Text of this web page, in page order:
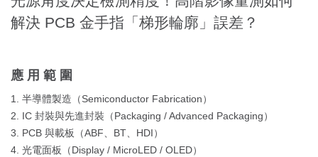
解決 PCB 金手指「梯形輪廓」誤差？
應用範圍
1. 半導體製造（Semiconductor Fabrication）
2. IC 封裝與先進封裝（Packaging / Advanced Packaging）
3. PCB 與載板（ABF、BT、HDI）
4. 光電面板（Display / MicroLED / OLED）